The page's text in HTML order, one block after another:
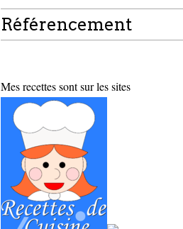
Référencement
Mes recettes sont sur les sites